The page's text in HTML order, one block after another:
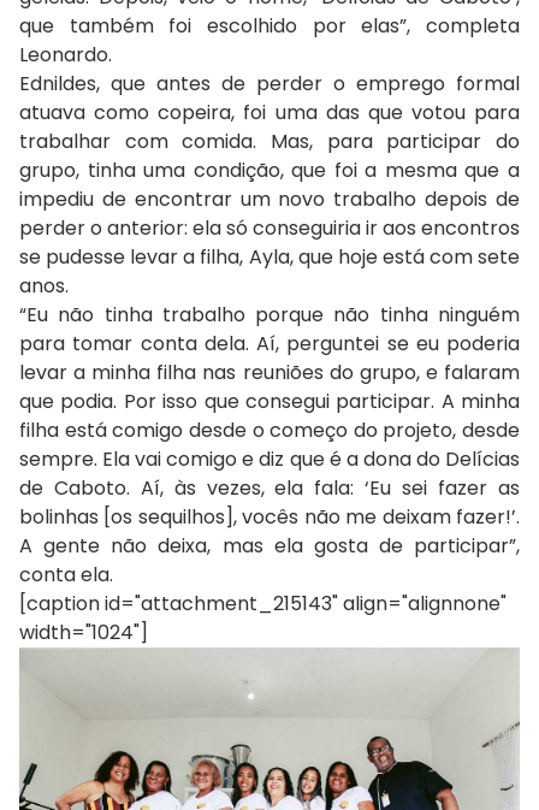
que também foi escolhido por elas”, completa
Leonardo.
Ednildes, que antes de perder o emprego formal
atuava como copeira, foi uma das que votou para
trabalhar com comida. Mas, para participar do
grupo, tinha uma condição, que foi a mesma que a
impediu de encontrar um novo trabalho depois de
perder o anterior: ela só conseguiria ir aos encontros
se pudesse levar a filha, Ayla, que hoje está com sete
anos.
“Eu não tinha trabalho porque não tinha ninguém
para tomar conta dela. Aí, perguntei se eu poderia
levar a minha filha nas reuniões do grupo, e falaram
que podia. Por isso que consegui participar. A minha
filha está comigo desde o começo do projeto, desde
sempre. Ela vai comigo e diz que é a dona do Delícias
de Caboto. Aí, às vezes, ela fala: ‘Eu sei fazer as
bolinhas [os sequilhos], vocês não me deixam fazer!’.
A gente não deixa, mas ela gosta de participar”,
conta ela.
[caption id="attachment_215143" align="alignnone"
width="1024"]